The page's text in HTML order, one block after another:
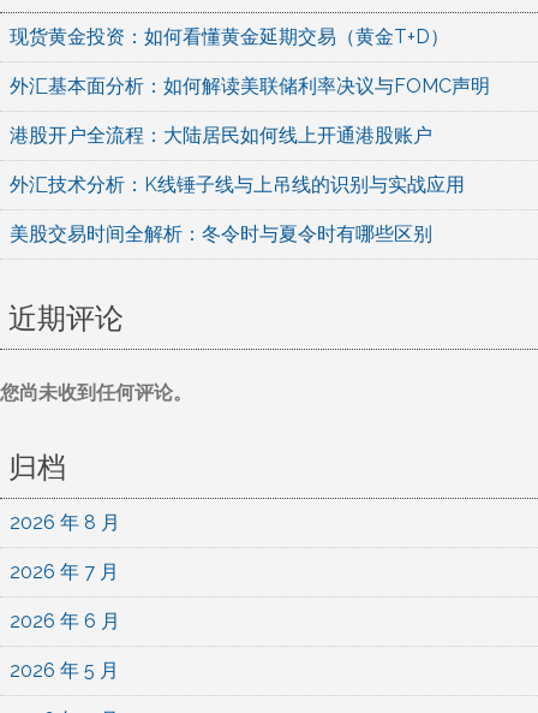
现货黄金投资：如何看懂黄金延期交易（黄金T+D）
外汇基本面分析：如何解读美联储利率决议与FOMC声明
港股开户全流程：大陆居民如何线上开通港股账户
外汇技术分析：K线锤子线与上吊线的识别与实战应用
美股交易时间全解析：冬令时与夏令时有哪些区别
近期评论
您尚未收到任何评论。
归档
2026 年 8 月
2026 年 7 月
2026 年 6 月
2026 年 5 月